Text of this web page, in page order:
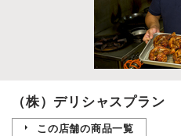
（株）デリシャスプラン
この店舗の商品一覧